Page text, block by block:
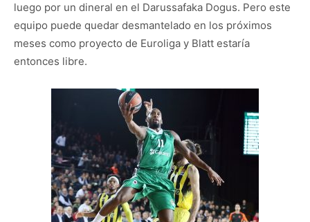
luego por un dineral en el Darussafaka Dogus. Pero este
equipo puede quedar desmantelado en los próximos
meses como proyecto de Euroliga y Blatt estaría
entonces libre.